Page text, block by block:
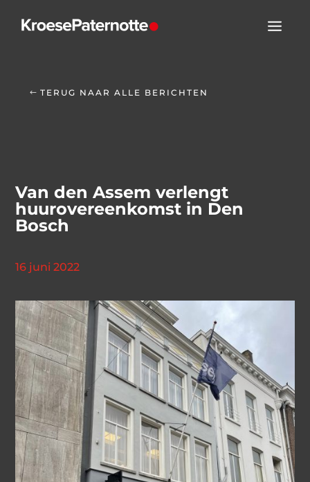
TERUG NAAR ALLE BERICHTEN
Van den Assem verlengt
huurovereenkomst in Den
Bosch
16 juni 2022